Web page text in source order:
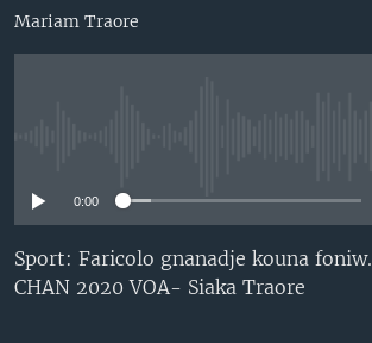
Langues
Mariam Traore
0:00
Sport: Faricolo gnanadje kouna foniw.
CHAN 2020 VOA- Siaka Traore